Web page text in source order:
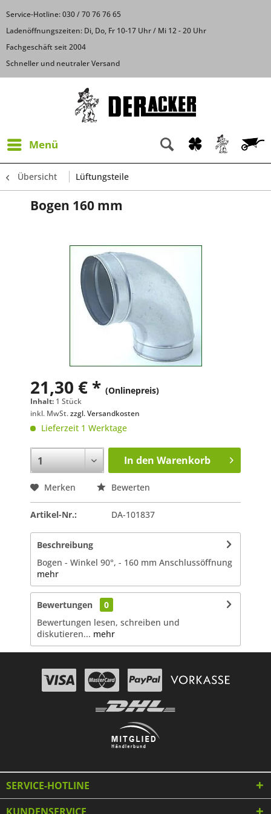
Service-Hotline: 030 / 70 76 76 65
Ladenöffnungszeiten: Di, Do, Fr 10-17 Uhr / Mi 12 - 20 Uhr
Fachgeschäft seit 2004
Schneller und neutraler Versand
Menü
Übersicht Lüftungsteile
Bogen 160 mm
21,30 € * (Onlinepreis)
Inhalt: 1 Stück
inkl. MwSt.zzgl. Versandkosten
Lieferzeit 1 Werktage
In den Warenkorb
Merken Bewerten
Artikel-Nr.: DA-101837
Beschreibung
Bogen - Winkel 90°, - 160 mm Anschlussöffnung
mehr
Bewertungen
0
Bewertungen lesen, schreiben und
diskutieren... mehr
SERVICE-HOTLINE
KUNDENSERVICE